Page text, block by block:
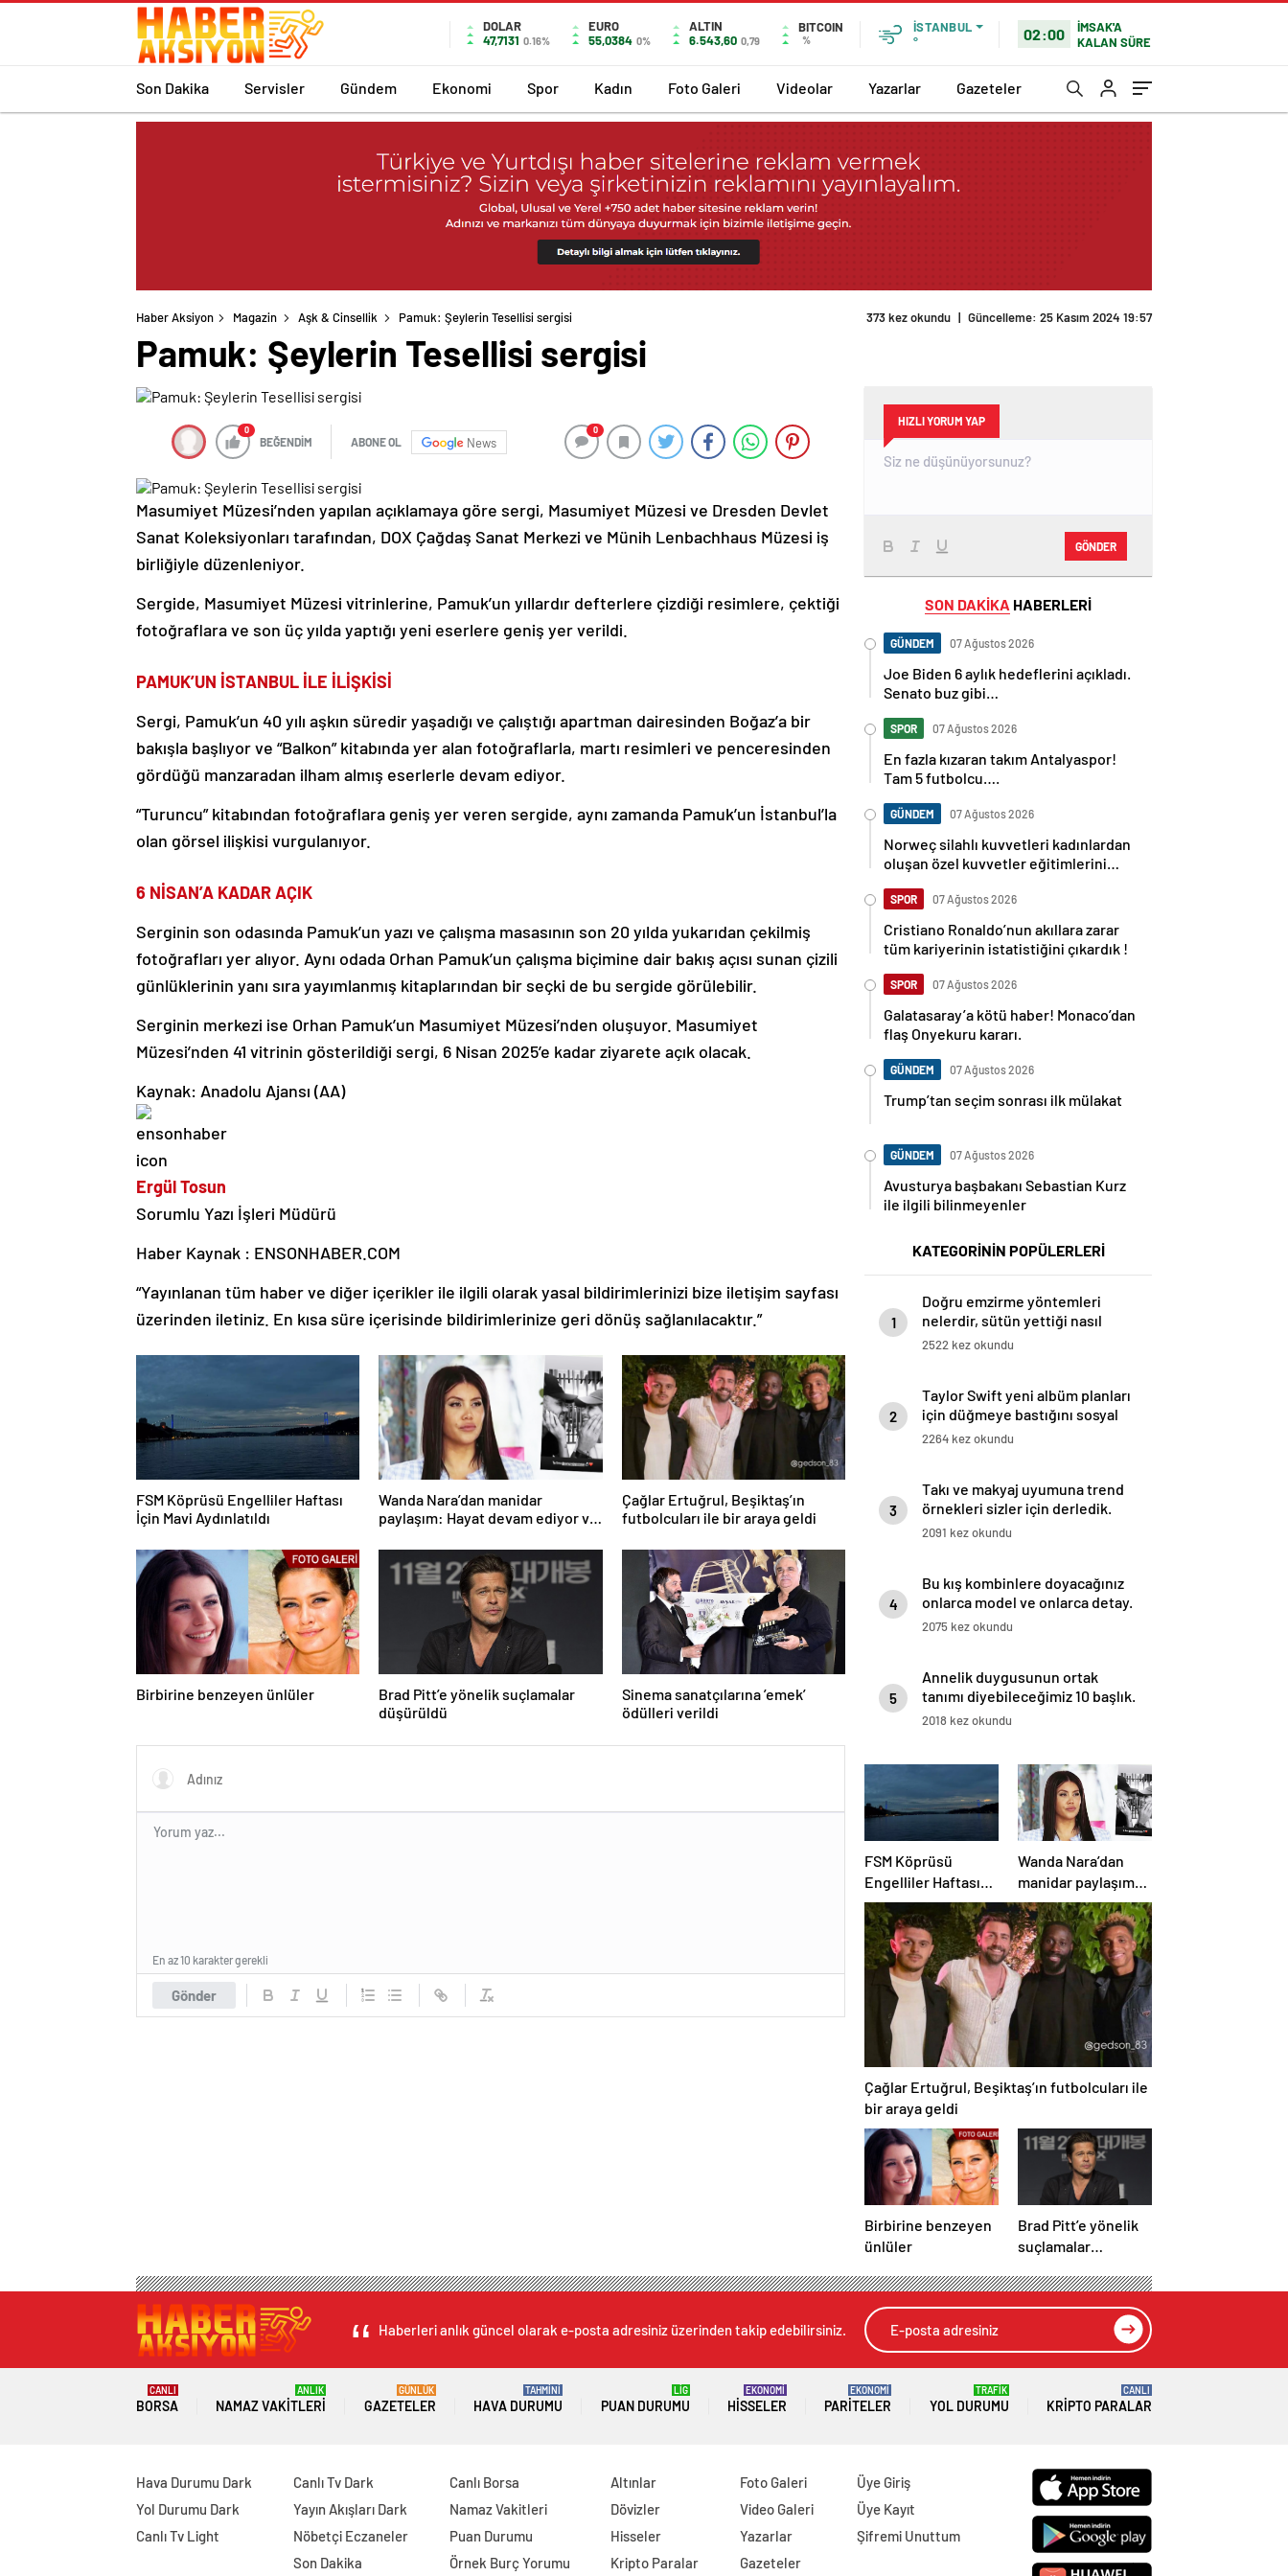
DOLAR
47,7131 0.16%
EURO
55,0384 0%
ALTIN
6.543,60 0,79
BITCOIN
%
İSTANBUL
°
02:00
İMSAK'A
KALAN SÜRE
Son Dakika Servisler Gündem Ekonomi Spor Kadın Foto Galeri Videolar Yazarlar Gazeteler
Haber Aksiyon Magazin Aşk & Cinsellik Pamuk: Şeylerin Tesellisi sergisi 373 kez okundu | Güncelleme: 25 Kasım 2024 19:57
Pamuk: Şeylerin Tesellisi sergisi
0
BEĞENDİM ABONE OL News
0
Masumiyet Müzesi’nden yapılan açıklamaya göre sergi, Masumiyet Müzesi ve Dresden Devlet
Sanat Koleksiyonları tarafından, DOX Çağdaş Sanat Merkezi ve Münih Lenbachhaus Müzesi iş
birliğiyle düzenleniyor.
Sergide, Masumiyet Müzesi vitrinlerine, Pamuk’un yıllardır defterlere çizdiği resimlere, çektiği
fotoğraflara ve son üç yılda yaptığı yeni eserlere geniş yer verildi.
PAMUK’UN İSTANBUL İLE İLİŞKİSİ
Sergi, Pamuk’un 40 yılı aşkın süredir yaşadığı ve çalıştığı apartman dairesinden Boğaz’a bir
bakışla başlıyor ve “Balkon” kitabında yer alan fotoğraflarla, martı resimleri ve penceresinden
gördüğü manzaradan ilham almış eserlerle devam ediyor.
“Turuncu” kitabından fotoğraflara geniş yer veren sergide, aynı zamanda Pamuk’un İstanbul’la
olan görsel ilişkisi vurgulanıyor.
6 NİSAN’A KADAR AÇIK
Serginin son odasında Pamuk’un yazı ve çalışma masasının son 20 yılda yukarıdan çekilmiş
fotoğrafları yer alıyor. Aynı odada Orhan Pamuk’un çalışma biçimine dair bakış açısı sunan çizili
günlüklerinin yanı sıra yayımlanmış kitaplarından bir seçki de bu sergide görülebilir.
Serginin merkezi ise Orhan Pamuk’un Masumiyet Müzesi’nden oluşuyor. Masumiyet
Müzesi’nden 41 vitrinin gösterildiği sergi, 6 Nisan 2025’e kadar ziyarete açık olacak.
Kaynak: Anadolu Ajansı (AA)
Ergül Tosun
Sorumlu Yazı İşleri Müdürü
Haber Kaynak : ENSONHABER.COM
“Yayınlanan tüm haber ve diğer içerikler ile ilgili olarak yasal bildirimlerinizi bize iletişim sayfası
üzerinden iletiniz. En kısa süre içerisinde bildirimlerinize geri dönüş sağlanılacaktır.”
FSM Köprüsü Engelliler Haftası
İçin Mavi Aydınlatıldı
Wanda Nara’dan manidar
paylaşım: Hayat devam ediyor ve
Çağlar Ertuğrul, Beşiktaş’ın
futbolcuları ile bir araya geldi
Birbirine benzeyen ünlüler
Brad Pitt’e yönelik suçlamalar
düşürüldü
Sinema sanatçılarına ’emek’
ödülleri verildi
Gönder
En az 10 karakter gerekli
HIZLI YORUM YAP
GÖNDER
SON DAKİKA HABERLERİ
GÜNDEM 07 Ağustos 2026
Joe Biden 6 aylık hedeflerini açıkladı.
Senato buz gibi…
SPOR 07 Ağustos 2026
En fazla kızaran takım Antalyaspor!
Tam 5 futbolcu….
GÜNDEM 07 Ağustos 2026
Norweç silahlı kuvvetleri kadınlardan
oluşan özel kuvvetler eğitimlerini
SPOR 07 Ağustos 2026
Cristiano Ronaldo’nun akıllara zarar
tüm kariyerinin istatistiğini çıkardık !
SPOR 07 Ağustos 2026
Galatasaray’a kötü haber! Monaco’dan
flaş Onyekuru kararı.
GÜNDEM 07 Ağustos 2026
Trump’tan seçim sonrası ilk mülakat
GÜNDEM 07 Ağustos 2026
Avusturya başbakanı Sebastian Kurz
ile ilgili bilinmeyenler
KATEGORİNİN POPÜLERLERİ
1
Doğru emzirme yöntemleri
nelerdir, sütün yettiği nasıl
anlaşılır?
2522 kez okundu
2
Taylor Swift yeni albüm planları
için düğmeye bastığını sosyal
medyadan duyurdu!
2264 kez okundu
3
Takı ve makyaj uyumuna trend
örnekleri sizler için derledik.
2091 kez okundu
4
Bu kış kombinlere doyacağınız
onlarca model ve onlarca detay.
2075 kez okundu
5
Annelik duygusunun ortak
tanımı diyebileceğimiz 10 başlık.
2018 kez okundu
FSM Köprüsü
Engelliler Haftası
İçin Mavi Aydınlatıldı
Wanda Nara’dan
manidar paylaşım:
Hayat devam ediyor
ve bazen güçlü
değilim
Çağlar Ertuğrul, Beşiktaş’ın futbolcuları ile
bir araya geldi
Birbirine benzeyen
ünlüler
Brad Pitt’e yönelik
suçlamalar
Haberleri anlık güncel olarak e-posta adresiniz üzerinden takip edebilirsiniz.
BORSA
CANLI
NAMAZ VAKITLERI
ANLIK
GAZETELER
GÜNLÜK
HAVA DURUMU
TAHMİNİ
PUAN DURUMU
LİG
HISSELER
EKONOMİ
PARITELER
EKONOMİ
YOL DURUMU
TRAFİK
KRIPTO PARALAR
CANLI
Hava Durumu Dark
Yol Durumu Dark
Canlı Tv Light
Canlı Tv Dark
Yayın Akışları Dark
Nöbetçi Eczaneler
Son Dakika
Canlı Borsa
Namaz Vakitleri
Puan Durumu
Örnek Burç Yorumu
Altınlar
Dövizler
Hisseler
Kripto Paralar
Foto Galeri
Video Galeri
Yazarlar
Gazeteler
Üye Giriş
Üye Kayıt
Şifremi Unuttum